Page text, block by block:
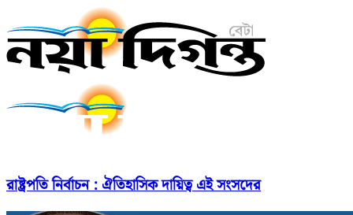
রাষ্ট্রপতি নির্বাচন : ঐতিহাসিক দায়িত্ব এই সংসদের